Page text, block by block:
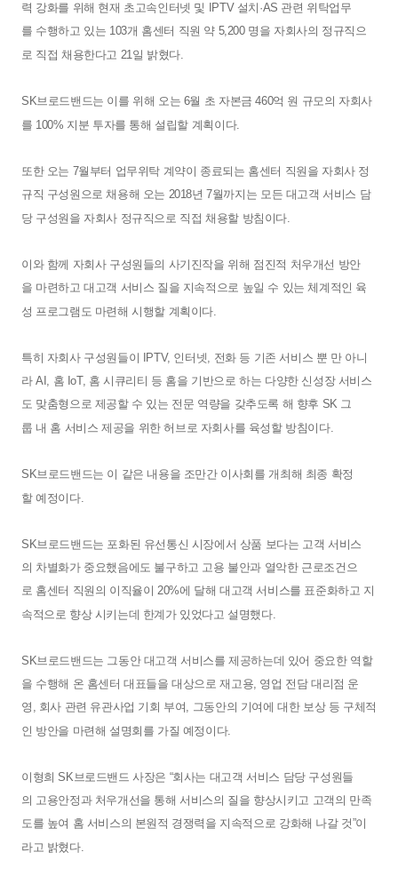
력 강화를 위해 현재 초고속인터넷 및 IPTV 설치·AS 관련 위탁업무
를 수행하고 있는 103개 홈센터 직원 약 5,200 명을 자회사의 정규직으
로 직접 채용한다고 21일 밝혔다.
SK브로드밴드는 이를 위해 오는 6월 초 자본금 460억 원 규모의 자회사
를 100% 지분 투자를 통해 설립할 계획이다.
또한 오는 7월부터 업무위탁 계약이 종료되는 홈센터 직원을 자회사 정
규직 구성원으로 채용해 오는 2018년 7월까지는 모든 대고객 서비스 담
당 구성원을 자회사 정규직으로 직접 채용할 방침이다.
이와 함께 자회사 구성원들의 사기진작을 위해 점진적 처우개선 방안
을 마련하고 대고객 서비스 질을 지속적으로 높일 수 있는 체계적인 육
성 프로그램도 마련해 시행할 계획이다.
특히 자회사 구성원들이 IPTV, 인터넷, 전화 등 기존 서비스 뿐 만 아니
라 AI, 홈 IoT, 홈 시큐리티 등 홈을 기반으로 하는 다양한 신성장 서비스
도 맞춤형으로 제공할 수 있는 전문 역량을 갖추도록 해 향후 SK 그
룹 내 홈 서비스 제공을 위한 허브로 자회사를 육성할 방침이다.
SK브로드밴드는 이 같은 내용을 조만간 이사회를 개최해 최종 확정
할 예정이다.
SK브로드밴드는 포화된 유선통신 시장에서 상품 보다는 고객 서비스
의 차별화가 중요했음에도 불구하고 고용 불안과 열악한 근로조건으
로 홈센터 직원의 이직율이 20%에 달해 대고객 서비스를 표준화하고 지
속적으로 향상 시키는데 한계가 있었다고 설명했다.
SK브로드밴드는 그동안 대고객 서비스를 제공하는데 있어 중요한 역할
을 수행해 온 홈센터 대표들을 대상으로 재고용, 영업 전담 대리점 운
영 , 회사 관련 유관사업 기회 부여, 그동안의 기여에 대한 보상 등 구체적
인 방안을 마련해 설명회를 가질 예정이다.
이형희 SK브로드밴드 사장은 “회사는 대고객 서비스 담당 구성원들
의 고용안정과 처우개선을 통해 서비스의 질을 향상시키고 고객의 만족
도를 높여 홈 서비스의 본원적 경쟁력을 지속적으로 강화해 나갈 것”이
라고 밝혔다.